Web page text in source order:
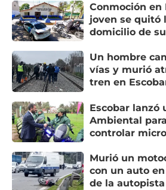
Conmoción en
joven se quitó
domicilio de
Un hombre
vías y murió
tren en
Escobar lanzó
Ambiental
controlar
Murió un
con un auto
de la autopista